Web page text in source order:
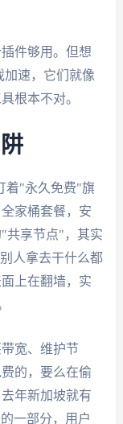
件够用。但想
加速，它们就像
根本不对。
着"永久免费"旗
家桶套餐，安
共享节点"，其实
人拿去干什么都
上在翻墙，实
宽、维护节
的，要么在偷
年新加坡就有
一部分，用户